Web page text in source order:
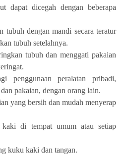
dapat dicegah dengan beberapa
tubuh dengan mandi secara teratur
tubuh setelahnya.
tubuh dan menggati pakaian
penggunaan peralatan pribadi,
pakaian, dengan orang lain.
yang bersih dan mudah menyerap
kaki di tempat umum atau setiap
kuku kaki dan tangan.